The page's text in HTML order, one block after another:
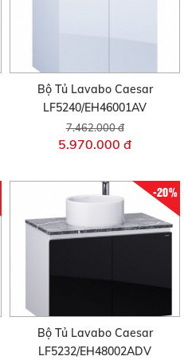
Bộ Tủ Lavabo Caesar
LF5240/EH46001AV
7.462.000 đ
5.970.000 đ
-20%
Bộ Tủ Lavabo Caesar
LF5232/EH48002ADV